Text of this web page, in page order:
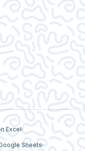
Excel
Sheets